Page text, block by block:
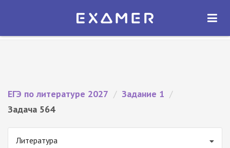
Экзамер — ЕГЭ 2027
ОТКРЫТЬ
ЕГЭ по литературе 2027 / Задание 1 /
Задача 564
Литература